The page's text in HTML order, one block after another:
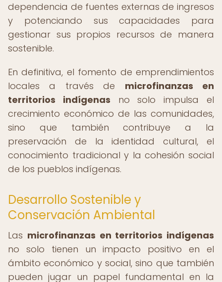
dependencia de fuentes externas de ingresos
y potenciando sus capacidades para
gestionar sus propios recursos de manera
sostenible.
En definitiva, el fomento de emprendimientos
locales a través de microfinanzas en
territorios indígenas no solo impulsa el
crecimiento económico de las comunidades,
sino que también contribuye a la
preservación de la identidad cultural, el
conocimiento tradicional y la cohesión social
de los pueblos indígenas.
Desarrollo Sostenible y
Conservación Ambiental
Las microfinanzas en territorios indígenas
no solo tienen un impacto positivo en el
ámbito económico y social, sino que también
pueden jugar un papel fundamental en la